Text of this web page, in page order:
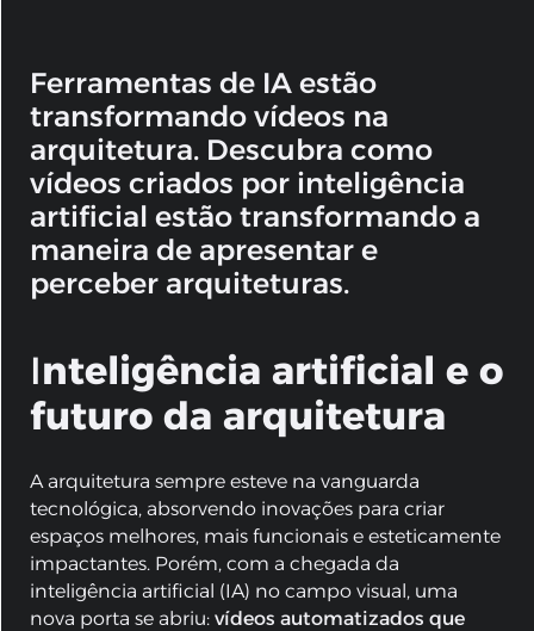
Ferramentas de IA estão
transformando vídeos na
arquitetura. Descubra como
vídeos criados por inteligência
artificial estão transformando a
maneira de apresentar e
perceber arquiteturas.
Inteligência artificial e o
futuro da arquitetura
A arquitetura sempre esteve na vanguarda
tecnológica, absorvendo inovações para criar
espaços melhores, mais funcionais e esteticamente
impactantes. Porém, com a chegada da
inteligência artificial (IA) no campo visual, uma
nova porta se abriu: vídeos automatizados que